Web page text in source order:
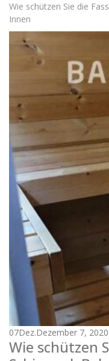
Wie schützen Sie die
Innen
07Dez.Dezember 7, 2020
Wie schützen